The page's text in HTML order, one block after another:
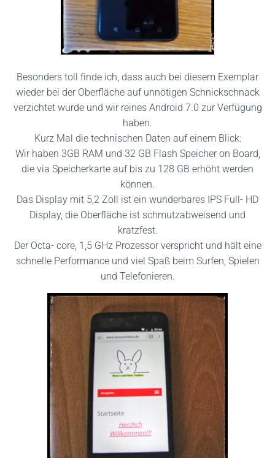
Besonders toll finde ich, dass auch bei diesem Exemplar
wieder bei der Oberfläche auf unnötigen Schnickschnack
verzichtet wurde und wir reines Android 7.0 zur Verfügung
haben.
Kurz Mal die technischen Daten auf einem Blick:
Wir haben 3GB RAM und 32 GB Flash Speicher on Board,
die via Speicherkarte auf bis zu 128 GB erhöht werden
können.
Das Display mit 5,2 Zoll ist ein wunderbares IPS Full- HD
Display, die Oberfläche ist schmutzabweisend und
kratzfest.
Der Octa- core, 1,5 GHz Prozessor verspricht und hält eine
schnelle Performance und viel Spaß beim Surfen, Spielen
und Telefonieren.